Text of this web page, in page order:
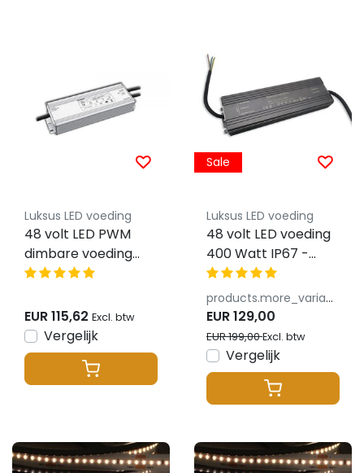
Luksus LED voeding
48 volt LED PWM
dimbare voeding
250 Watt IP67 – 0
EUR 115,62 Excl. btw
Vergelijk
Sale
Luksus LED voeding
48 volt LED voeding
400 Watt IP67 -
Waterdicht
products.more_variants_available
EUR 129,00
EUR 199,00Excl. btw
Vergelijk